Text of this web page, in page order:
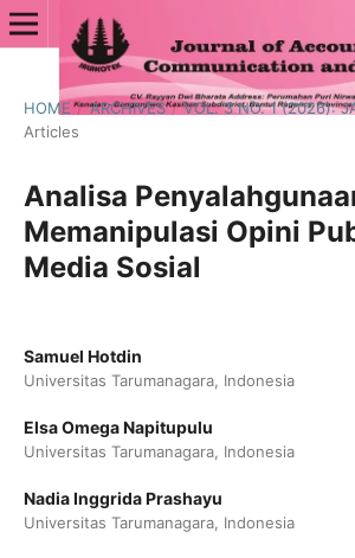
HOME / ARCHIVES / VOL. 3 NO. 1 (2026):
Articles
Analisa
Memanipulasi Opini
Media Sosial
Samuel Hotdin
Universitas Tarumanagara, Indonesia
Elsa Omega Napitupulu
Universitas Tarumanagara, Indonesia
Nadia Inggrida Prashayu
Universitas Tarumanagara, Indonesia